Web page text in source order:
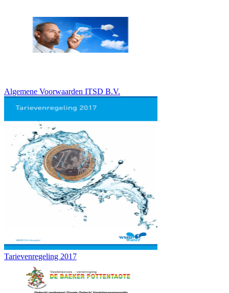
Algemene Voorwaarden ITSD B.V.
Tarievenregeling 2017